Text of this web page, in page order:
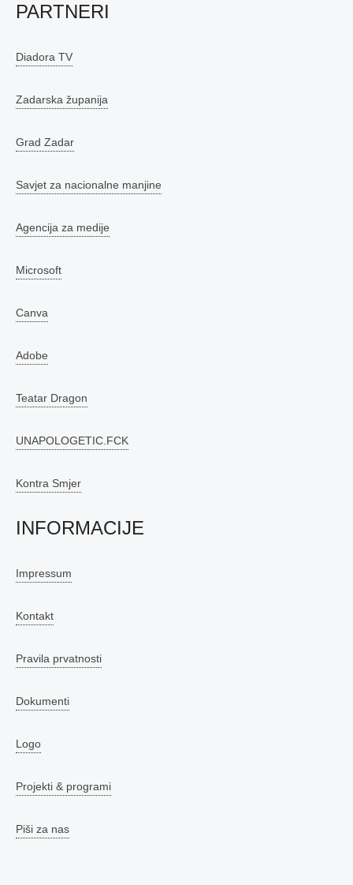
PARTNERI
Diadora TV
Zadarska županija
Grad Zadar
Savjet za nacionalne manjine
Agencija za medije
Microsoft
Canva
Adobe
Teatar Dragon
UNAPOLOGETIC.FCK
Kontra Smjer
INFORMACIJE
Impressum
Kontakt
Pravila prvatnosti
Dokumenti
Logo
Projekti & programi
Piši za nas